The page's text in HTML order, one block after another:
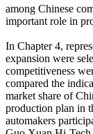
among Chinese
important role in
In Chapter 4,
expansion were
competitiveness
compared the
market share of
production plan in
automakers